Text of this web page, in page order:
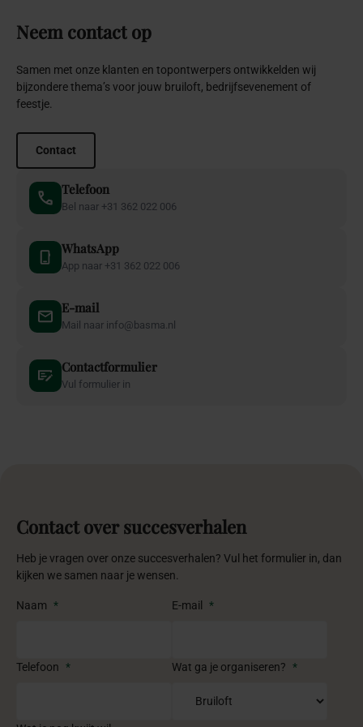
Neem contact op
Samen met onze klanten en topontwerpers ontwikkelden wij
bijzondere thema’s voor jouw bruiloft, bedrijfsevenement of
feestje.
Contact
Telefoon
Bel naar +31 362 022 006
WhatsApp
App naar +31 362 022 006
E-mail
Mail naar info@basma.nl
Contactformulier
Vul formulier in
Contact over succesverhalen
Heb je vragen over onze succesverhalen? Vul het formulier in, dan
kijken we samen naar je wensen.
Naam * E-mail *
Telefoon * Wat ga je organiseren? *